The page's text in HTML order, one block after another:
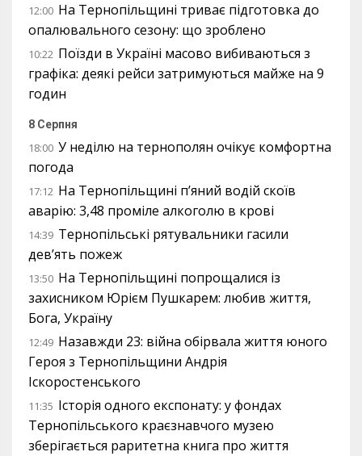
12:00 На Тернопільщині триває підготовка до
опалювального сезону: що зроблено
10:22 Поїзди в Україні масово вибиваються з
графіка: деякі рейси затримуються майже на 9
годин
8 Серпня
18:00 У неділю на тернополян очікує комфортна
погода
17:12 На Тернопільщині п’яний водій скоїв
аварію: 3,48 проміле алкоголю в крові
14:39 Тернопільські рятувальники гасили
дев’ять пожеж
13:50 На Тернопільщині попрощалися із
захисником Юрієм Пушкарем: любив життя,
Бога, Україну
12:49 Назавжди 23: війна обірвала життя юного
Героя з Тернопільщини Андрія
Іскоростенського
11:35 Історія одного експонату: у фондах
Тернопільського краєзнавчого музею
зберігається раритетна книга про життя